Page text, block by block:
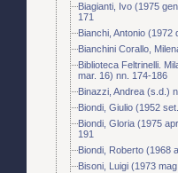
Biagianti, Ivo (1975
171
Bianchi, Antonio (1972
Bianchini Corallo,
Biblioteca Feltrinelli.
mar. 16) nn. 174-186
Binazzi, Andrea (s.d.)
Biondi, Giulio (1952
Biondi, Gloria (1975
191
Biondi, Roberto (1968
Bisoni, Luigi (1973